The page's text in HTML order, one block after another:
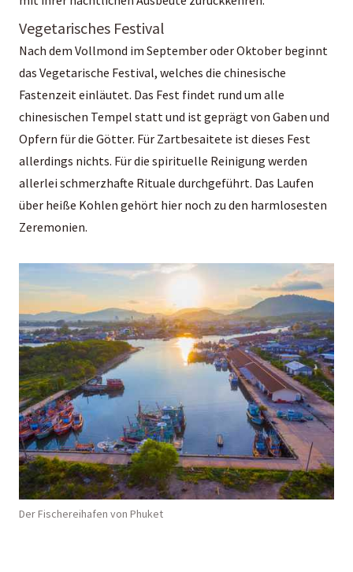
Vegetarisches Festival
Nach dem Vollmond im September oder Oktober beginnt
das Vegetarische Festival, welches die chinesische
Fastenzeit einläutet. Das Fest findet rund um alle
chinesischen Tempel statt und ist geprägt von Gaben und
Opfern für die Götter. Für Zartbesaitete ist dieses Fest
allerdings nichts. Für die spirituelle Reinigung werden
allerlei schmerzhafte Rituale durchgeführt. Das Laufen
über heiße Kohlen gehört hier noch zu den harmlosesten
Zeremonien.
Der Fischereihafen von Phuket